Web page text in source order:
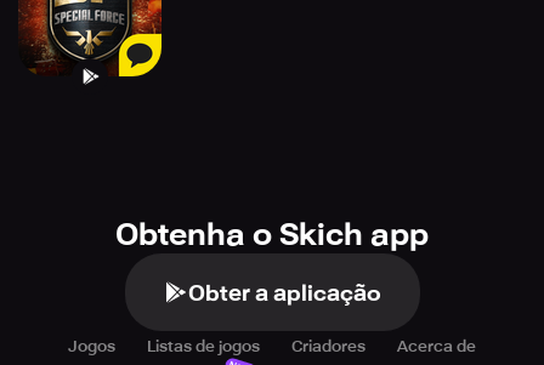
Obtenha o Skich app
Obter a aplicação
Jogos Listas de jogos Criadores Acerca de